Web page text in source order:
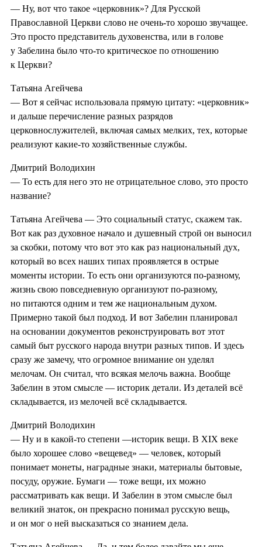
— Ну, вот что такое «церковник»? Для Русской
Православной Церкви слово не очень-то хорошо звучащее.
Это просто представитель духовенства, или в голове
у Забелина было что-то критическое по отношению
к Церкви?
Татьяна Агейчева
— Вот я сейчас использовала прямую цитату: «церковник»
и дальше перечисление разных разрядов
церковнослужителей, включая самых мелких, тех, которые
реализуют какие-то хозяйственные службы.
Дмитрий Володихин
— То есть для него это не отрицательное слово, это просто
название?
Татьяна Агейчева — Это социальный статус, скажем так.
Вот как раз духовное начало и душевный строй он выносил
за скобки, потому что вот это как раз национальный дух,
который во всех наших типах проявляется в острые
моменты истории. То есть они организуются по-разному,
жизнь свою повседневную организуют по-разному,
но питаются одним и тем же национальным духом.
Примерно такой был подход. И вот Забелин планировал
на основании документов реконструировать вот этот
самый быт русского народа внутри разных типов. И здесь
сразу же замечу, что огромное внимание он уделял
мелочам. Он считал, что всякая мелочь важна. Вообще
Забелин в этом смысле — историк детали. Из деталей всё
складывается, из мелочей всё складывается.
Дмитрий Володихин
— Ну и в какой-то степени —историк вещи. В XIX веке
было хорошее слово «вещевед» — человек, который
понимает монеты, наградные знаки, материалы бытовые,
посуду, оружие. Бумаги — тоже вещи, их можно
рассматривать как вещи. И Забелин в этом смысле был
великий знаток, он прекрасно понимал русскую вещь,
и он мог о ней высказаться со знанием дела.